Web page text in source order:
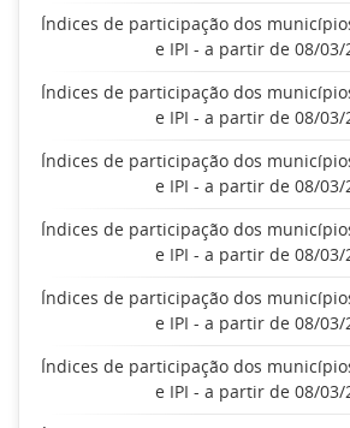
Índices de participação dos
e IPI - a partir de 08/03/
Índices de participação dos
e IPI - a partir de 08/03/
Índices de participação dos
e IPI - a partir de 08/03/
Índices de participação dos
e IPI - a partir de 08/03/
Índices de participação dos
e IPI - a partir de 08/03/
Índices de participação dos
e IPI - a partir de 08/03/